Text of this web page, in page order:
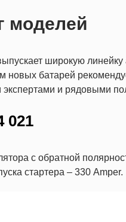
моделей
широкую линейку
новых батарей
и рядовыми
021
с обратной
стартера – 330 Amper.